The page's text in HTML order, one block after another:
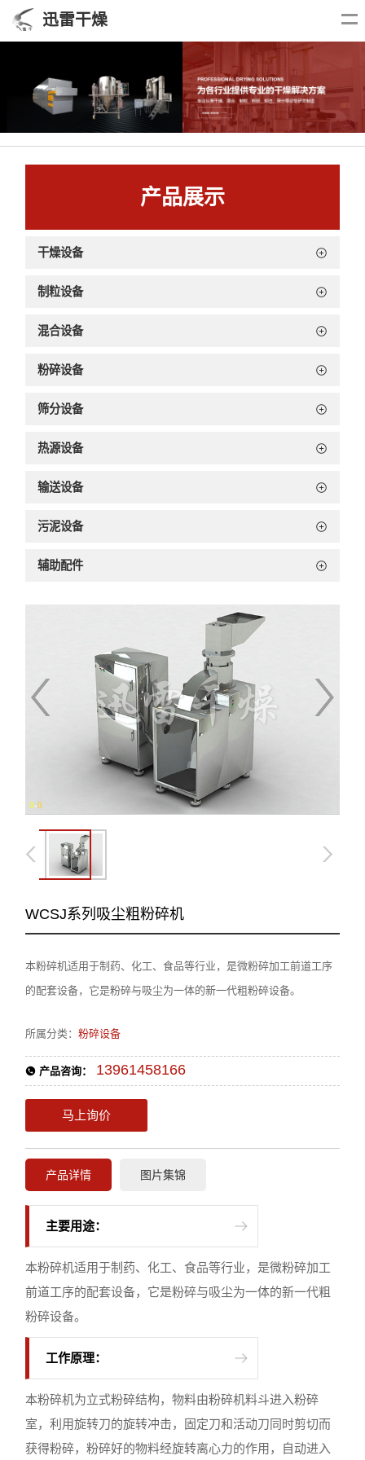
迅雷干燥
产品展示
干燥设备
制粒设备
混合设备
粉碎设备
筛分设备
热源设备
输送设备
污泥设备
辅助配件
0-0
WCSJ系列吸尘粗粉碎机
本粉碎机适用于制药、化工、食品等行业，是微粉碎加工前道工序
的配套设备，它是粉碎与吸尘为一体的新一代粗粉碎设备。
所属分类：粉碎设备
产品咨询： 13961458166
马上询价
产品详情 图片集锦
主要用途：
本粉碎机适用于制药、化工、食品等行业，是微粉碎加工
前道工序的配套设备，它是粉碎与吸尘为一体的新一代粗
粉碎设备。
工作原理：
本粉碎机为立式粉碎结构，物料由粉碎机料斗进入粉碎
室，利用旋转刀的旋转冲击，固定刀和活动刀同时剪切而
获得粉碎，粉碎好的物料经旋转离心力的作用，自动进入